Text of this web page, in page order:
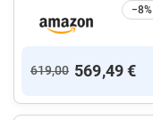
−8%
619,00 569,49 €